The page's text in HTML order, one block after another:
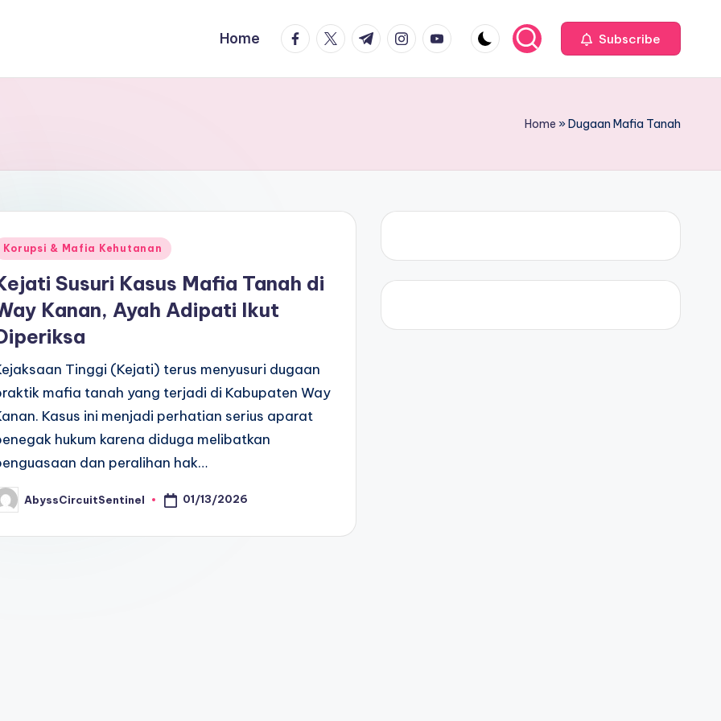
Home facebook.com
twitter.com
t.me instagram.com
youtube.com Subscribe
Home »Dugaan Mafia Tanah
Korupsi & Mafia Kehutanan
Susuri Kasus Mafia Tanah di
Kanan, Ayah Adipati Ikut
Tinggi (Kejati) terus menyusuri dugaan
mafia tanah yang terjadi di Kabupaten Way
Kasus ini menjadi perhatian serius aparat
hukum karena diduga melibatkan
dan peralihan hak…
AbyssCircuitSentinel 01/13/2026